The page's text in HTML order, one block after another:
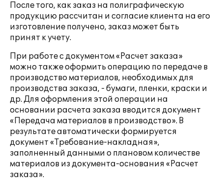
После того, как заказ на полиграфическую
продукцию рассчитан и согласие клиента на его
изготовление получено, заказ может быть
принят к учету.
При работе с документом «Расчет заказа»
можно также оформить операцию по передаче в
производство материалов, необходимых для
производства заказа, - бумаги, пленки, краски и
др. Для оформления этой операции на
основании расчета заказа вводится документ
«Передача материалов в производство». В
результате автоматически формируется
документ «Требование-накладная»,
заполненный данными о плановом количестве
материалов из документа-основания «Расчет
заказа».